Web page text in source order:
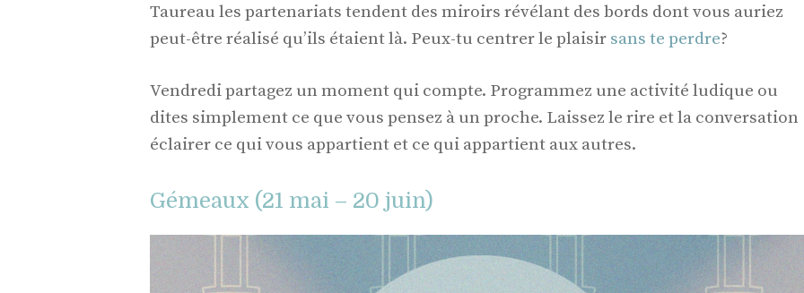
Taureau les partenariats tendent des miroirs révélant des bords dont vous auriez
peut-être réalisé qu’ils étaient là. Peux-tu centrer le plaisir sans te perdre?
Vendredi partagez un moment qui compte. Programmez une activité ludique ou
dites simplement ce que vous pensez à un proche. Laissez le rire et la conversation
éclairer ce qui vous appartient et ce qui appartient aux autres.
Gémeaux (21 mai – 20 juin)